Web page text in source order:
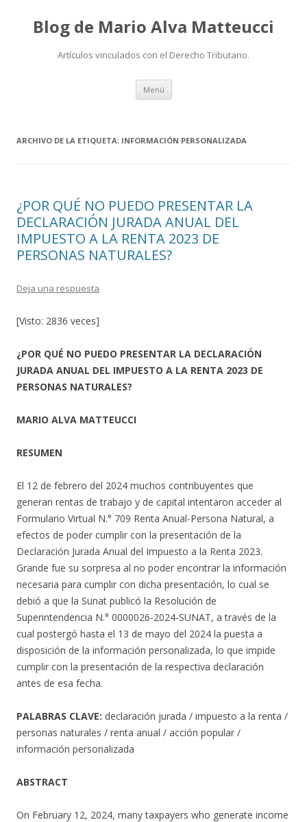
Blog de Mario Alva Matteucci
Artículos vinculados con el Derecho Tributario.
Menú Ir
contenido
ARCHIVO DE LA ETIQUETA: INFORMACIÓN PERSONALIZADA
¿POR QUÉ NO PUEDO PRESENTAR LA
DECLARACIÓN JURADA ANUAL DEL
IMPUESTO A LA RENTA 2023 DE
PERSONAS NATURALES?
Deja una respuesta
[Visto: 2836 veces]
¿POR QUÉ NO PUEDO PRESENTAR LA DECLARACIÓN
JURADA ANUAL DEL IMPUESTO A LA RENTA 2023 DE
PERSONAS NATURALES?
MARIO ALVA MATTEUCCI
RESUMEN
El 12 de febrero del 2024 muchos contribuyentes que
generan rentas de trabajo y de capital intentaron acceder al
Formulario Virtual N.° 709 Renta Anual-Persona Natural, a
efectos de poder cumplir con la presentación de la
Declaración Jurada Anual del Impuesto a la Renta 2023.
Grande fue su sorpresa al no poder encontrar la información
necesaria para cumplir con dicha presentación, lo cual se
debió a que la Sunat publicó la Resolución de
Superintendencia N.° 0000026-2024-SUNAT, a través de la
cual postergó hasta el 13 de mayo del 2024 la puesta a
disposición de la información personalizada, lo que impide
cumplir con la presentación de la respectiva declaración
antes de esa fecha.
PALABRAS CLAVE: declaración jurada / impuesto a la renta /
personas naturales / renta anual / acción popular /
información personalizada
ABSTRACT
On February 12, 2024, many taxpayers who generate income